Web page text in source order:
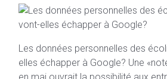
Les données personnelles des
elles échapper à Google? Une